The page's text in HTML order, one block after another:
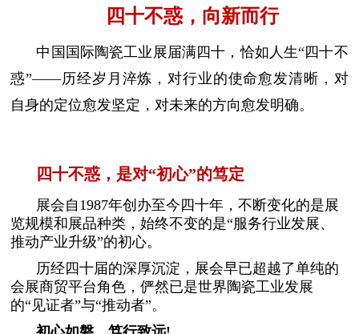
四十不惑，向新而行
中国国际陶瓷工业展届满四十，恰如人生“四十不
惑”——历经岁月淬炼，对行业的使命愈发清晰，对
自身的定位愈发坚定，对未来的方向愈发明确。
四十不惑，是对“初心”的笃定
展会自1987年创办至今四十年，不断变化的是展
览规模和展品种类，始终不变的是“服务行业发展、
推动产业升级”的初心。
历经四十届的深厚沉淀，展会早已超越了单纯的
会展商贸平台角色，俨然已是世界陶瓷工业发展
的“见证者”与“推动者”。